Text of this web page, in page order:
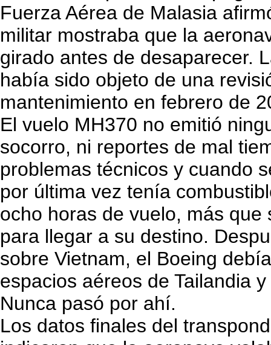
Fuerza Aérea de Malasia
militar mostraba que la
girado antes de desaparecer.
había sido objeto de una
mantenimiento en febrero de
El vuelo MH370 no emitió
socorro, ni reportes de mal
problemas técnicos y cuando
por última vez tenía
ocho horas de vuelo, más que
para llegar a su destino.
sobre Vietnam, el Boeing
espacios aéreos de Tailandia
Nunca pasó por ahí.
Los datos finales del